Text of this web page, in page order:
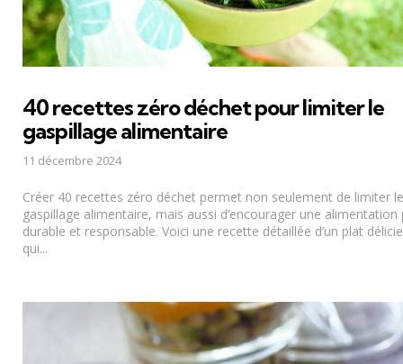
40 recettes zéro déchet pour limiter le
gaspillage alimentaire
11 décembre 2024
Créer 40 recettes zéro déchet permet non seulement de limiter le
gaspillage alimentaire, mais aussi d’encourager une alimentation
durable et responsable. Voici une recette détaillée d’un plat
qui...